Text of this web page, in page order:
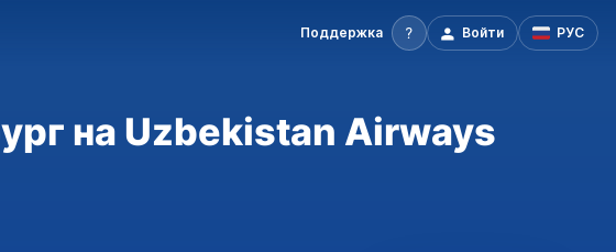
Поддержка Войти РУС
на Uzbekistan Airways